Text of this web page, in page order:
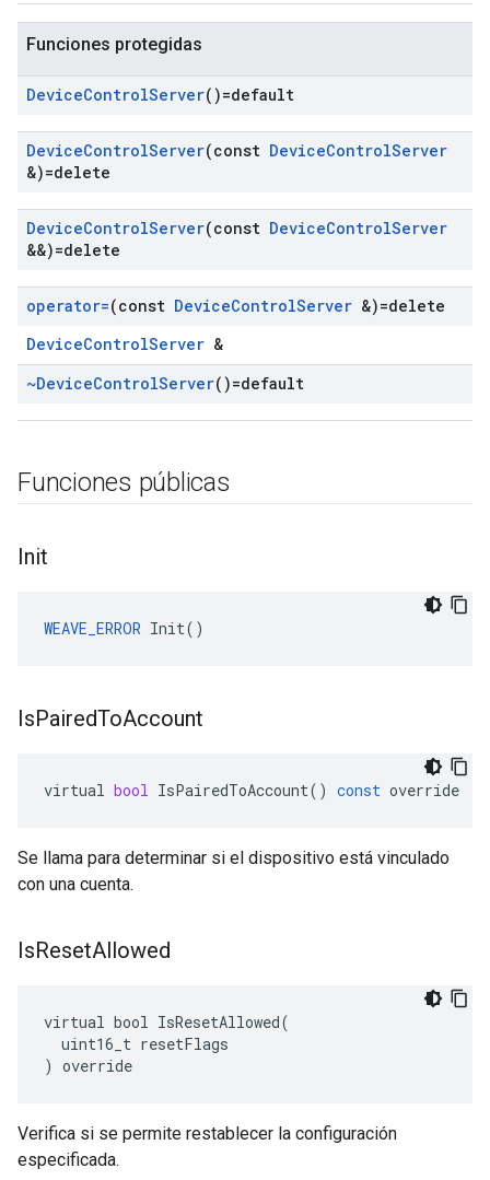
Funciones protegidas
DeviceControlServer()=default
DeviceControlServer(const DeviceControlServer
&)=delete
DeviceControlServer(const DeviceControlServer
&&)=delete
operator=(const DeviceControlServer &)=delete
DeviceControlServer &
~DeviceControlServer()=default
Funciones públicas
Init
WEAVE_ERROR Init()
IsPairedToAccount
virtual bool IsPairedToAccount() const override
Se llama para determinar si el dispositivo está vinculado
con una cuenta.
IsResetAllowed
virtual bool IsResetAllowed(
  uint16_t resetFlags
) override
Verifica si se permite restablecer la configuración
especificada.